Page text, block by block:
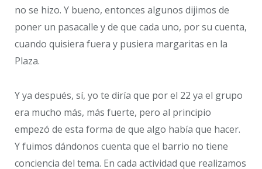
no se hizo. Y bueno, entonces algunos dijimos de
poner un pasacalle y de que cada uno, por su cuenta,
cuando quisiera fuera y pusiera margaritas en la
Plaza.
Y ya después, sí, yo te diría que por el 22 ya el grupo
era mucho más, más fuerte, pero al principio
empezó de esta forma de que algo había que hacer.
Y fuimos dándonos cuenta que el barrio no tiene
conciencia del tema. En cada actividad que realizamos